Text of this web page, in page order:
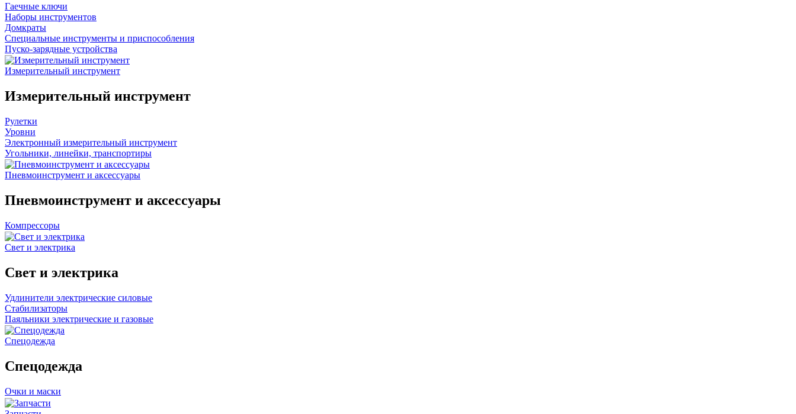
Гаечные ключи
Наборы инструментов
Домкраты
Специальные инструменты и приспособления
Пуско-зарядные устройства
Измерительный инструмент
Измерительный инструмент
Рулетки
Уровни
Электронный измерительный инструмент
Угольники, линейки, транспортиры
Пневмоинструмент и аксессуары
Пневмоинструмент и аксессуары
Компрессоры
Свет и электрика
Свет и электрика
Удлинители электрические силовые
Стабилизаторы
Паяльники электрические и газовые
Спецодежда
Спецодежда
Очки и маски